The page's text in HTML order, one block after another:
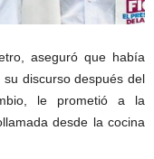
aseguró que había
su discurso después del
le prometió a la
desde la cocina